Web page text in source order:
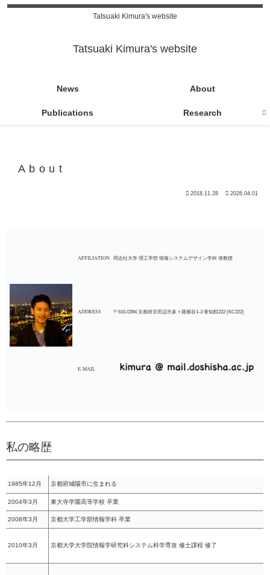
Tatsuaki Kimura's website
Tatsuaki Kimura's website
News About
Publications Research
About
2018.11.28 2026.04.01
AFFILIATION 同志社大学 理工学部 情報システムデザイン学科 准教授
ADDRESS 〒610-0394 京都府京田辺市多々羅都谷1-3 香知館222 (KC222)
E-MAIL
私の略歴
1985年12月 京都府城陽市に生まれる
2004年3月 東大寺学園高等学校 卒業
2008年3月 京都大学工学部情報学科 卒業
2010年3月 京都大学大学院情報学研究科システム科学専攻 修士課程 修了